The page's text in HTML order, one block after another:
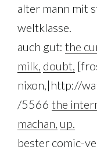
alter mann mit
weltklasse.
auch gut: the
milk, doubt,
nixon,|http://
/5566 the
machan, up.
bester comic-